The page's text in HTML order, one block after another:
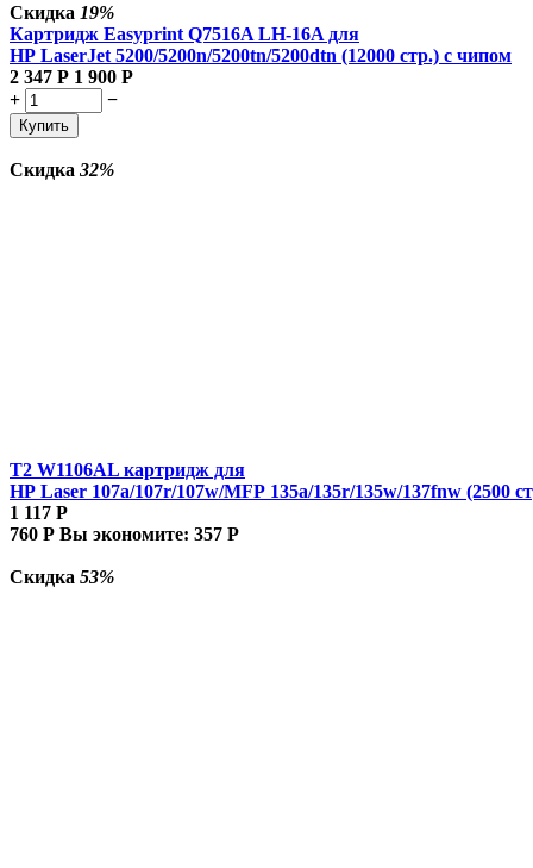
Скидка 19%
Картридж Easyprint Q7516A LH-16A для
HP LaserJet 5200/5200n/5200tn/5200dtn (12000 стр.) с чипом
2 347 Р 1 900 Р
+
−
Купить
Скидка 32%
T2 W1106AL картридж для
HP Laser 107a/107r/107w/MFP 135a/135r/135w/137fnw (2500
1 117 Р
760 Р Вы экономите: 357 Р
Скидка 53%